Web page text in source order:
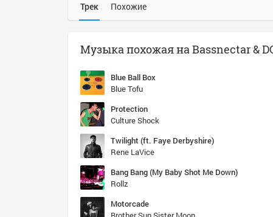
Трек Похожие
Музыка похожая на Bassnectar &
Blue Ball Box
Blue Tofu
Protection
Culture Shock
Twilight (ft. Faye Derbyshire)
Rene LaVice
Bang Bang (My Baby Shot Me Down)
Rollz
Motorcade